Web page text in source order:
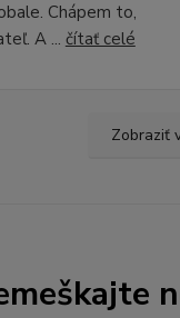
Chápem to,
A ... čítať celé
Zobraziť